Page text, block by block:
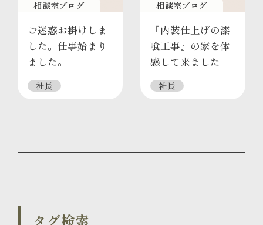
相談室ブログ
ご迷惑お掛けしま
した。仕事始まり
ました。
社長
相談室ブログ
『内装仕上げの漆
喰工事』の家を体
感して来ました
社長
タグ検索